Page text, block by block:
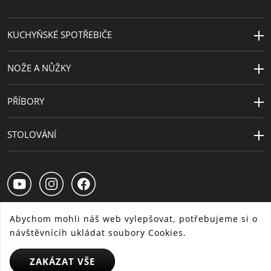
sporáky
KUCHYŇSKÉ SPOTŘEBIČE
NOŽE A NŮŽKY
PŘÍBORY
STOLOVÁNÍ
Abychom mohli náš web vylepšovat, potřebujeme si o
návštěvnícíh ukládat soubory Cookies.
ZAKÁZAT VŠE